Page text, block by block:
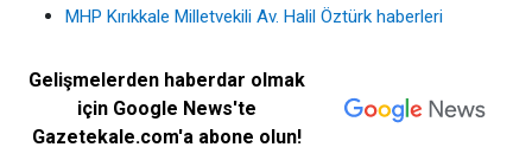
MHP Kırıkkale Milletvekili Av. Halil Öztürk haberleri
Gelişmelerden haberdar olmak
için Google News'te
Gazetekale.com'a abone olun!